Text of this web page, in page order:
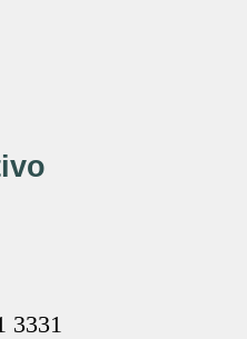
3331